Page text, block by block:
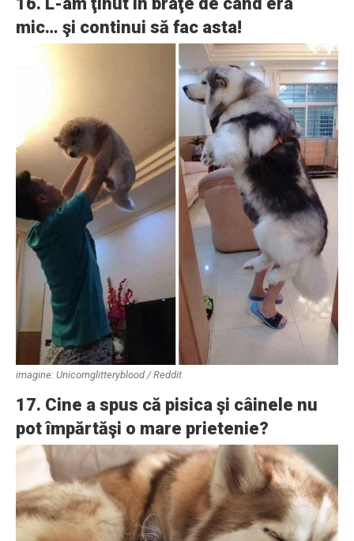
mic… şi continui să fac asta!
imagine: Unicornglitteryblood / Reddit
17. Cine a spus că pisica şi câinele nu
pot împărtăşi o mare prietenie?